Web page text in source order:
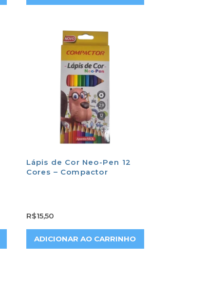
Lápis de Cor Neo-Pen 12
Cores – Compactor
R$15,50
ADICIONAR AO CARRINHO